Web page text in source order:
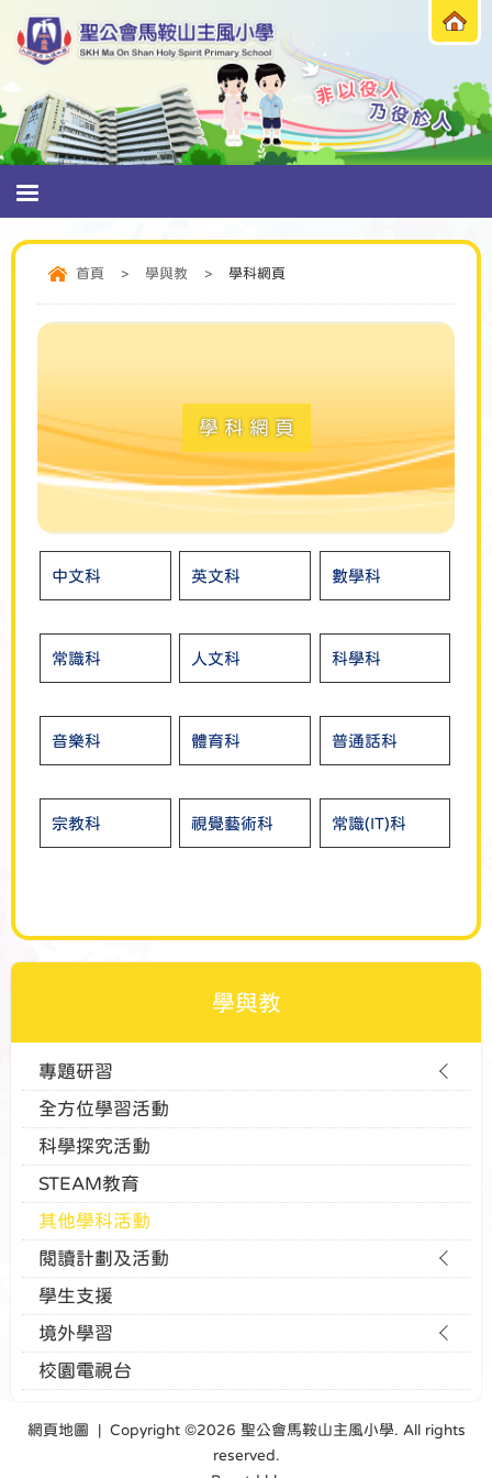
首頁 > 學與教 > 學科網頁
學科網頁
中文科 英文科 數學科
常識科 人文科 科學科
音樂科 體育科 普通話科
宗教科 視覺藝術科 常識(IT)科
學與教
專題研習
全方位學習活動
科學探究活動
STEAM教育
其他學科活動
閱讀計劃及活動
學生支援
境外學習
校園電視台
網頁地圖 | Copyright ©2026 聖公會馬鞍山主風小學. All rights
reserved.